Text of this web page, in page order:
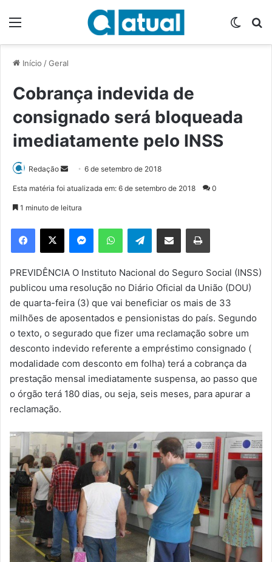
Início /Geral
Cobrança indevida de
consignado será bloqueada
imediatamente pelo INSS
Redação
d
e
m
e
-
m
6 de setembro de 2018
Esta matéria foi atualizada em: 6 de setembro de 2018 0
1 minuto de leitura
Telegram
PREVIDÊNCIA O Instituto Nacional do Seguro Social (INSS)
publicou uma resolução no Diário Oficial da União (DOU)
de quarta-feira (3) que vai beneficiar os mais de 33
milhões de aposentados e pensionistas do país. Segundo
o texto, o segurado que fizer uma reclamação sobre um
desconto indevido referente a empréstimo consignado (
modalidade com desconto em folha) terá a cobrança da
prestação mensal imediatamente suspensa, ao passo que
o órgão terá 180 dias, ou seja, seis meses, para apurar a
reclamação.